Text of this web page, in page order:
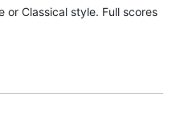
or Classical style. Full scores